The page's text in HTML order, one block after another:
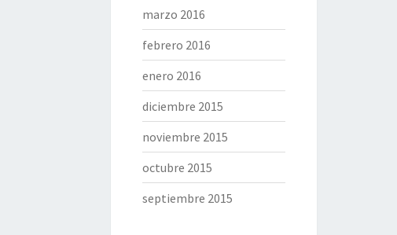
marzo 2016
febrero 2016
enero 2016
diciembre 2015
noviembre 2015
octubre 2015
septiembre 2015